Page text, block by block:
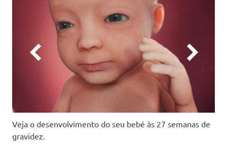
Veja o desenvolvimento do seu bebé às 27 semanas de
gravidez.